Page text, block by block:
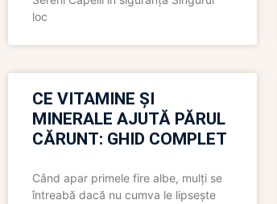
loc
CE VITAMINE ȘI
MINERALE AJUTĂ PĂRUL
CĂRUNT: GHID COMPLET
Când apar primele fire albe, mulți se
întreabă dacă nu cumva le lipsește